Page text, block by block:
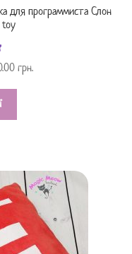
для программиста Слон
toy
грн.